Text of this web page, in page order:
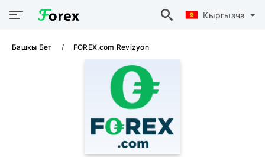
Кыргызча
Башкы Бет FOREX.com Revizyon